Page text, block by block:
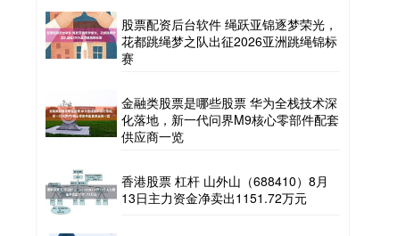
股票配资后台软件 绳跃亚锦逐梦荣光，
花都跳绳梦之队出征2026亚洲跳绳锦标
赛
金融类股票是哪些股票 华为全栈技术深
化落地，新一代问界M9核心零部件配套
供应商一览
香港股票 杠杆 山外山（688410）8月
13日主力资金净卖出1151.72万元